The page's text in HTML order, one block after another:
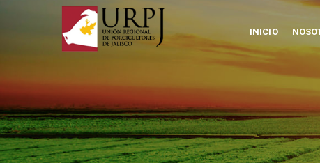
INICIO